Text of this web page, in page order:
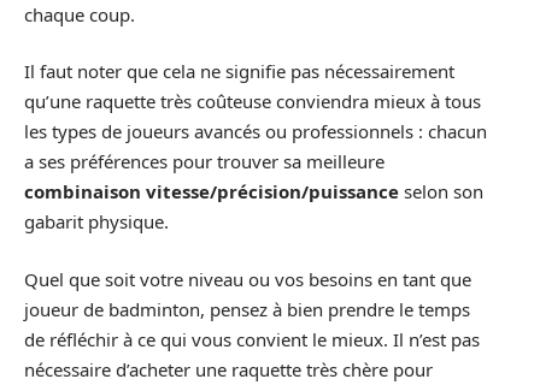
chaque coup.
Il faut noter que cela ne signifie pas nécessairement
qu’une raquette très coûteuse conviendra mieux à tous
les types de joueurs avancés ou professionnels : chacun
a ses préférences pour trouver sa meilleure
combinaison vitesse/précision/puissance selon son
gabarit physique.
Quel que soit votre niveau ou vos besoins en tant que
joueur de badminton, pensez à bien prendre le temps
de réfléchir à ce qui vous convient le mieux. Il n’est pas
nécessaire d’acheter une raquette très chère pour